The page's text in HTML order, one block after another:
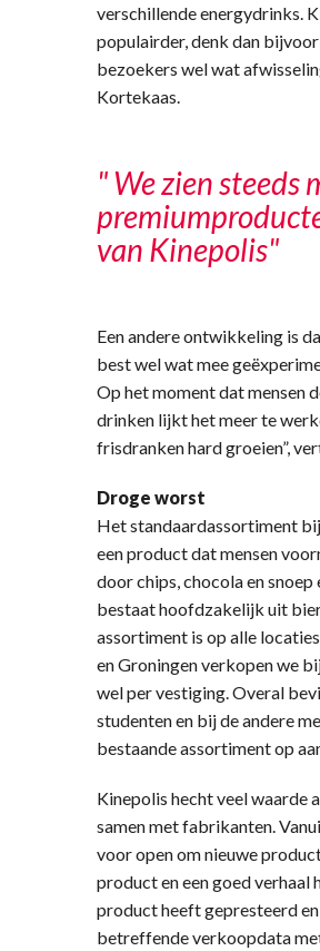
verschillende energydrinks.
populairder, denk dan
bezoekers wel wat
Kortekaas.
" We zien steeds
van Kinepolis"
Een andere ontwikkeling is
best wel wat mee
Op het moment dat mensen
drinken lijkt het meer te
frisdranken hard groeien”,
Droge worst
Het standaardassortiment
een product dat mensen
door chips, chocola en
bestaat hoofdzakelijk uit
assortiment is op alle
en Groningen verkopen we
wel per vestiging. Overal
studenten en bij de andere
bestaande assortiment op
Kinepolis hecht veel waarde
samen met fabrikanten.
voor open om nieuwe
product en een goed
product heeft gepresteerd
betreffende verkoopdata